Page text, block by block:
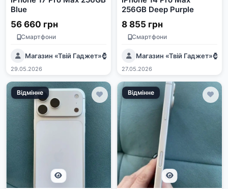
Blue
56 660 грн
Смартфони
Магазин «Твій Гаджет»⌚️📱🖥️💻
29.05.2026
256GB Deep Purple
8 855 грн
Смартфони
Магазин «Твій
27.05.2026
Відмінне Відмінне